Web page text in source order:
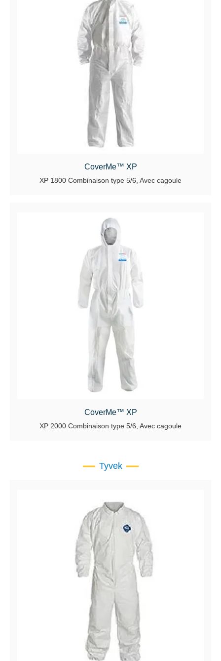
CoverMe™ XP
XP 1800 Combinaison type 5/6, Avec cagoule
CoverMe™ XP
XP 2000 Combinaison type 5/6, Avec cagoule
Tyvek